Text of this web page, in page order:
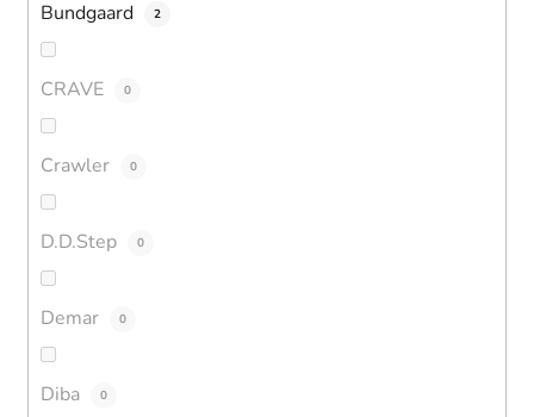
Bundgaard 2
CRAVE 0
Crawler 0
D.D.Step 0
Demar 0
Diba 0